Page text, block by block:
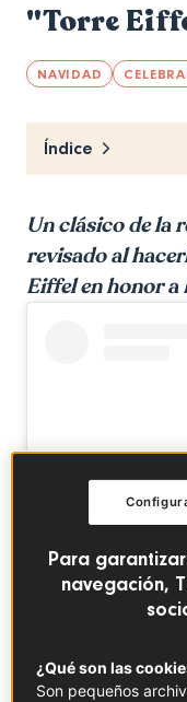
"Torre
NAVIDAD
Índice
Un clásico de la
revisado al
Eiffel en honor a
Para
navegación,
¿Qué son las
Son pequeños